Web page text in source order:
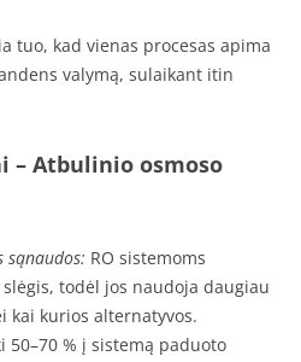
tuo, kad vienas procesas apima
valymą, sulaikant itin
– Atbulinio osmoso
sąnaudos: RO sistemoms
todėl jos naudoja daugiau
kai kurios alternatyvos.
50–70 % į sistemą paduoto